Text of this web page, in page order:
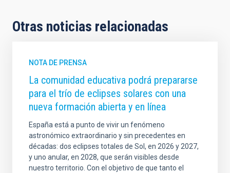
Otras noticias relacionadas
NOTA DE PRENSA
La comunidad educativa podrá prepararse
para el trío de eclipses solares con una
nueva formación abierta y en línea
España está a punto de vivir un fenómeno
astronómico extraordinario y sin precedentes en
décadas: dos eclipses totales de Sol, en 2026 y 2027,
y uno anular, en 2028, que serán visibles desde
nuestro territorio. Con el objetivo de que tanto el